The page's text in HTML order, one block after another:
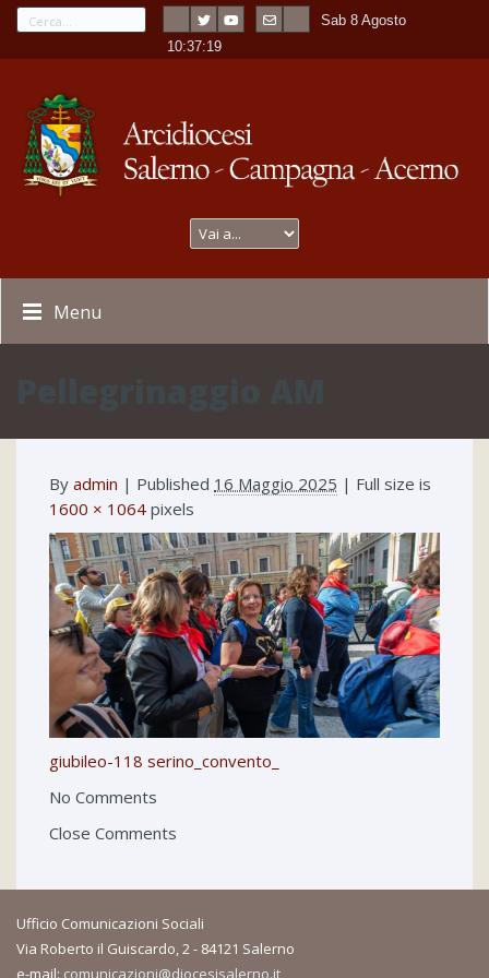
Sab 8 Agosto
10:37:19
Menu
By admin | Published 16 Maggio 2025 | Full size is
1600 × 1064 pixels
giubileo-118 serino_convento_
No Comments
Close Comments
Ufficio Comunicazioni Sociali
Via Roberto il Guiscardo, 2 - 84121 Salerno
e-mail: comunicazioni@diocesisalerno.it